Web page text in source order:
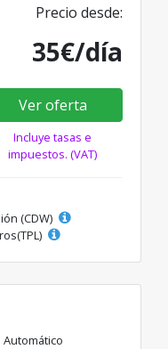
Precio desde:
35€/día
Ver oferta
Incluye tasas e
impuestos. (VAT)
(CDW)
Automático